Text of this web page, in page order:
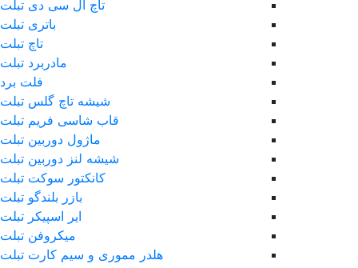
تاچ ال سی دی تبلت
باتری تبلت
تاچ تبلت
مادربرد تبلت
فلت برد
شیشه تاچ گلس تبلت
قاب شاسی فریم تبلت
ماژول دوربین تبلت
شیشه لنز دوربین تبلت
کانکتور سوکت تبلت
بازر بلندگو تبلت
ایر اسپیکر تبلت
میکروفن تبلت
هلدر مموری و سیم کارت تبلت